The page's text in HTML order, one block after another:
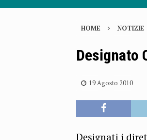
HOME NOTIZIE
Designato
19 Agosto 2010
Designati i